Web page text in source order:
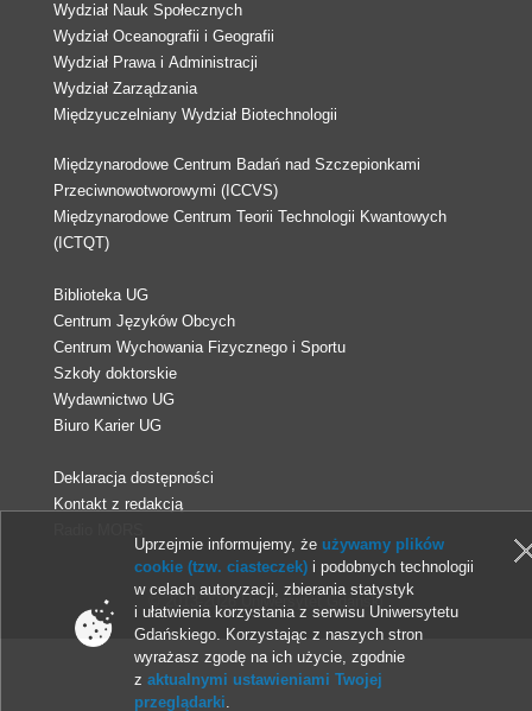
Wydział Nauk Społecznych
Wydział Oceanografii i Geografii
Wydział Prawa i Administracji
Wydział Zarządzania
Międzyuczelniany Wydział Biotechnologii
Międzynarodowe Centrum Badań nad Szczepionkami
Przeciwnowotworowymi (ICCVS)
Międzynarodowe Centrum Teorii Technologii Kwantowych
(ICTQT)
Biblioteka UG
Centrum Języków Obcych
Centrum Wychowania Fizycznego i Sportu
Szkoły doktorskie
Wydawnictwo UG
Biuro Karier UG
Deklaracja dostępności
Kontakt z redakcją
© 2013-2026 Uniwersytet Gdański
Uprzejmie informujemy, że używamy plików
cookie (tzw. ciasteczek) i podobnych technologii
w celach autoryzacji, zbierania statystyk
i ułatwienia korzystania z serwisu Uniwersytetu
Gdańskiego. Korzystając z naszych stron
wyrażasz zgodę na ich użycie, zgodnie
zaktualnymi ustawieniami Twojej
przeglądarki.